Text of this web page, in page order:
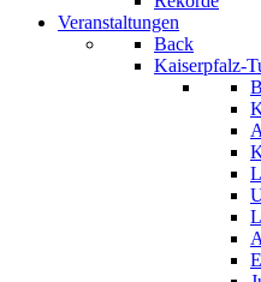
Veranstaltungen
Back
Kaiserpfalz-